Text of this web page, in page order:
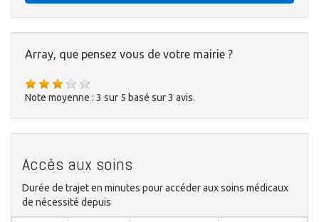
Array, que pensez vous de votre mairie ?
Note moyenne : 3 sur 5 basé sur3 avis.
Accès aux soins
Durée de trajet en minutes pour accéder aux soins médicaux
de nécessité depuis